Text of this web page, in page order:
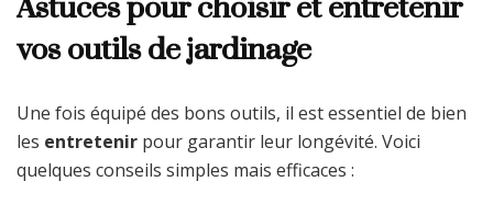
vos outils de jardinage
Une fois équipé des bons outils, il est essentiel de bien
les entretenir pour garantir leur longévité. Voici
quelques conseils simples mais efficaces :